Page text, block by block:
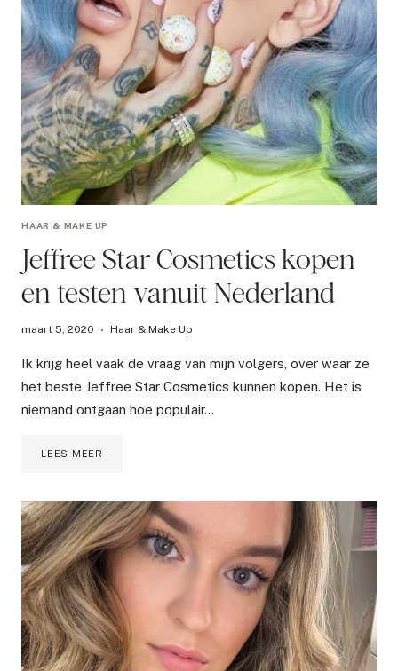
HAAR & MAKE UP
Jeffree Star Cosmetics kopen
en testen vanuit Nederland
maart 5, 2020 Haar & Make Up
Ik krijg heel vaak de vraag van mijn volgers, over waar ze
het beste Jeffree Star Cosmetics kunnen kopen. Het is
niemand ontgaan hoe populair…
LEES MEER
EN
TESTEN
VANUIT
NEDERLAND